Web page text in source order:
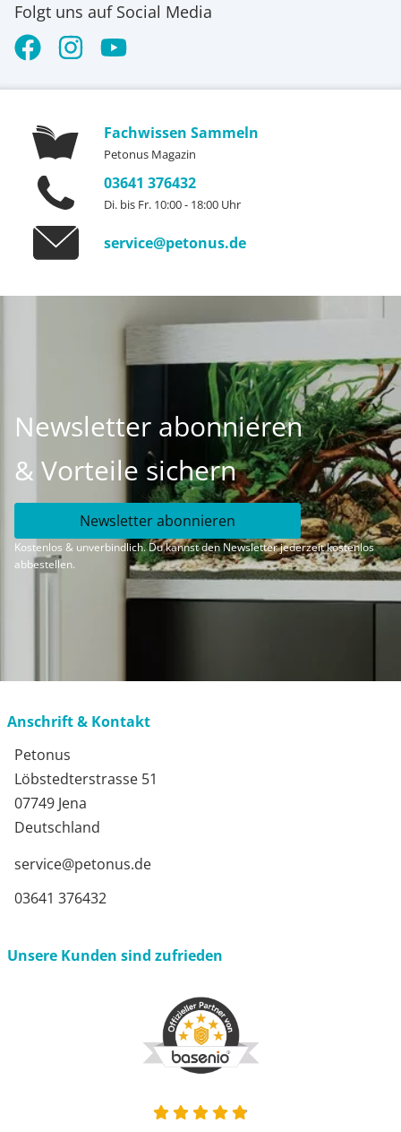
Folgt uns auf Social Media
Fachwissen Sammeln
Petonus Magazin
03641 376432
Di. bis Fr. 10:00 - 18:00 Uhr
service@petonus.de
Newsletter abonnieren
& Vorteile sichern
Newsletter abonnieren
Kostenlos & unverbindlich. Du kannst den Newsletter jederzeit kostenlos
abbestellen.
Anschrift & Kontakt
Petonus
Löbstedterstrasse 51
07749 Jena
Deutschland
service@petonus.de
03641 376432
Unsere Kunden sind zufrieden
4.9 von 5